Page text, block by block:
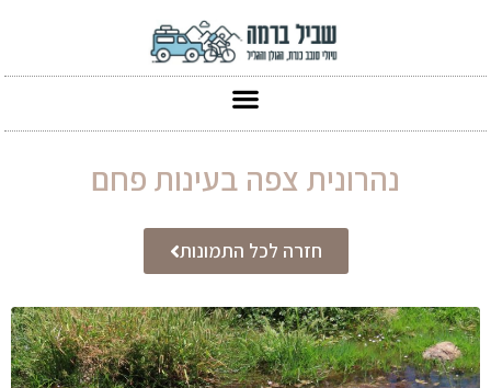
נהרונית צפה בעינות פחם
חזרה לכל התמונות